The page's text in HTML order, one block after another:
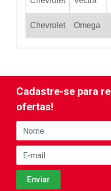
Chevrolet Omega
Cadastre-se para
ofertas!